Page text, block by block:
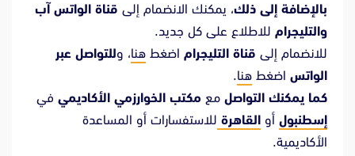
بالإضافة إلى ذلك، يمكنك الانضمام إلى قناة الواتس آب
والتليجرام للاطلاع على كل جديد.
للانضمام إلى قناة التليجرام اضغط هنا، وللتواصل عبر
الواتس اضغط هنا.
كما يمكنك التواصل مع مكتب الخوارزمي الأكاديمي في
إسطنبول أو القاهرة للاستفسارات أو المساعدة
الأكاديمية.